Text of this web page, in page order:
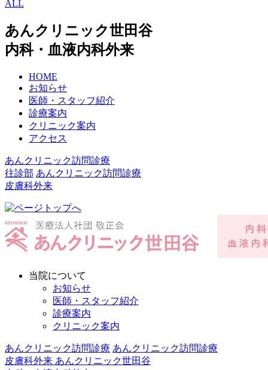
ALL
あんクリニック世田谷
内科・血液内科外来
HOME
お知らせ
医師・スタッフ紹介
診療案内
クリニック案内
アクセス
あんクリニック訪問診療
往診部 あんクリニック訪問診療
皮膚科外来
当院について
お知らせ
医師・スタッフ紹介
診療案内
クリニック案内
あんクリニック訪問診療 あんクリニック訪問診療
皮膚科外来 あんクリニック世田谷